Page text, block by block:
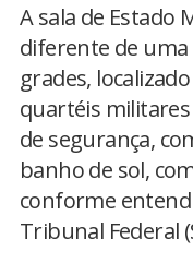
A sala de Estado
diferente de
grades,
quartéis
de segurança,
banho de sol,
conforme
Tribunal Federal